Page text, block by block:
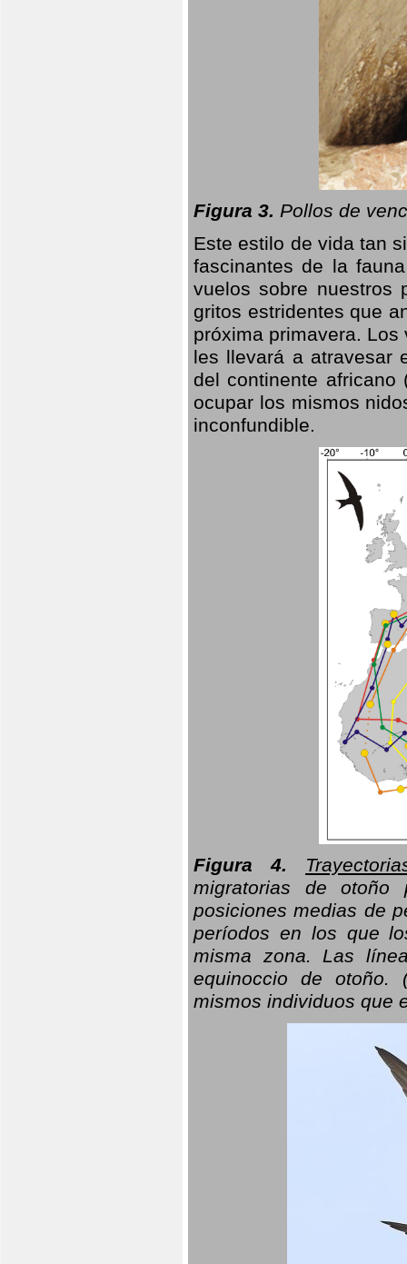
Figura 3. Pollos de
Este estilo de vida tan
fascinantes de la
vuelos sobre nuestros
gritos estridentes que
próxima primavera.
les llevará a atravesar
del continente
ocupar los mismos
inconfundible.
Figura 4.
migratorias de otoño
posiciones medias de
períodos en los que
misma zona. Las
equinoccio de otoño.
mismos individuos que